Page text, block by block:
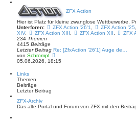
a
e
s
t
e
r
B
t
a
ZFX Action
Hier ist Platz für kleine zwanglose Wettbewerbe,
Unterforen:
ZFX Action '26'1 ZFX Action '25
XIV, ZFX Action XIII ZFX Action XII ZFX
234 Themen
4415 Beiträge
Letzter Beitrag Re: [ZfxAction '26'1] Auge de…
von Schrompf
e
e
05.06.2026, 18:15
Links
Themen
Beiträge
Letzter Beitrag
ZFX-Archiv
Das alte Portal und Forum von ZFX mit den